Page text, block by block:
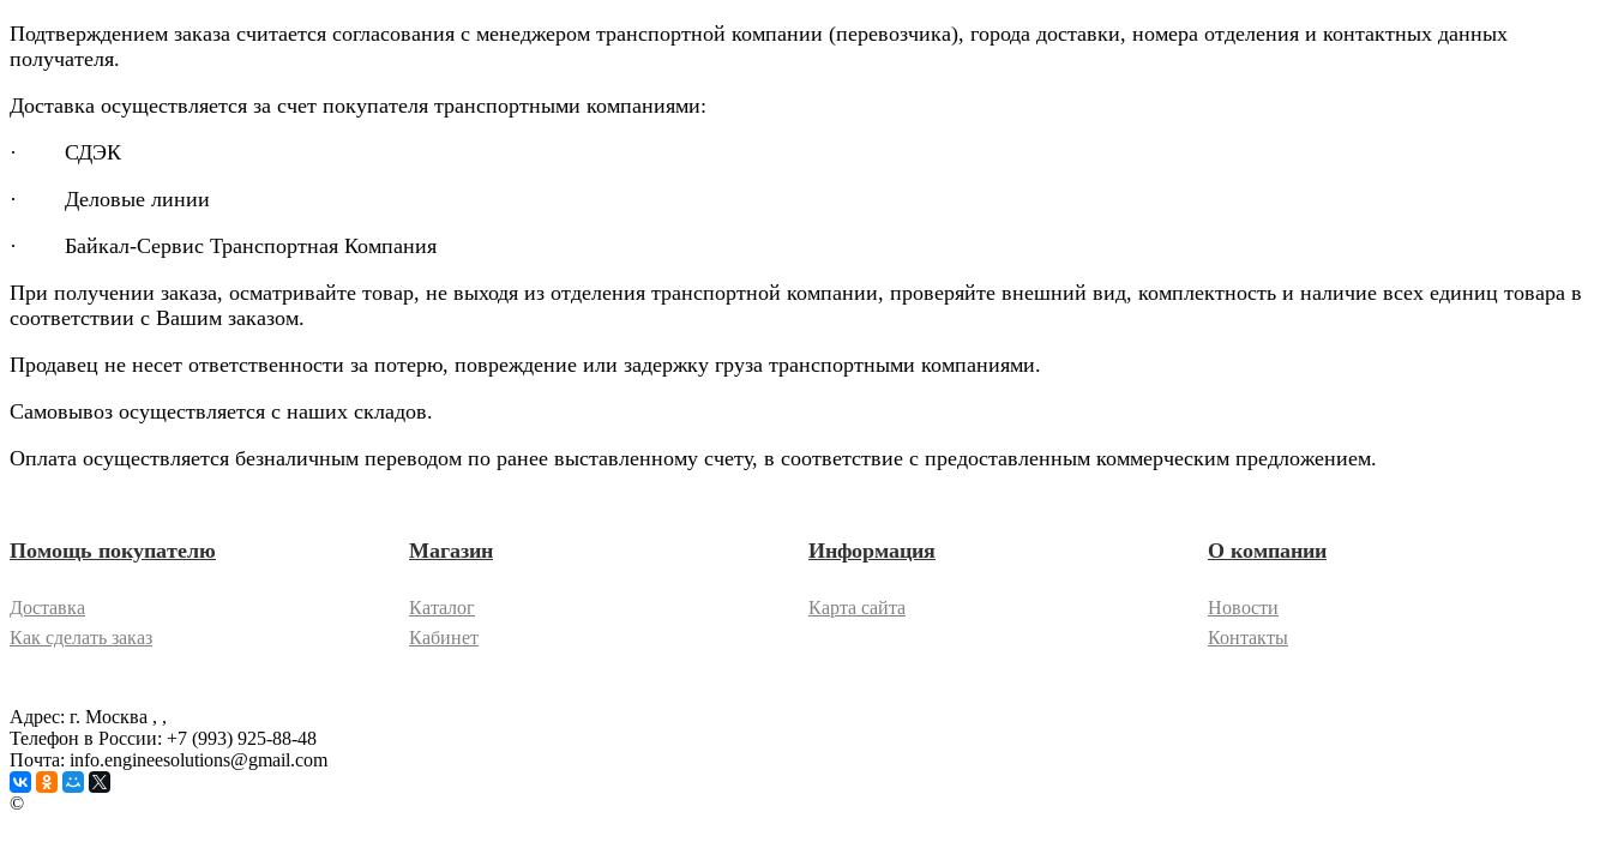
Подтверждением заказа считается согласования с менеджером транспортной компании (перевозчика), города доставки, номера отделения и контактных данных
получателя.
Доставка осуществляется за счет покупателя транспортными компаниями:
· СДЭК
· Деловые линии
· Байкал-Сервис Транспортная Компания
При получении заказа, осматривайте товар, не выходя из отделения транспортной компании, проверяйте внешний вид, комплектность и наличие всех единиц товара в
соответствии с Вашим заказом.
Продавец не несет ответственности за потерю, повреждение или задержку груза транспортными компаниями.
Самовывоз осуществляется с наших складов.
Оплата осуществляется безналичным переводом по ранее выставленному счету, в соответствие с предоставленным коммерческим предложением.
Помощь покупателю
Доставка
Как сделать заказ
Магазин
Каталог
Кабинет
Информация
Карта сайта
О компании
Новости
Контакты
Адрес: г. Москва , ,
Телефон в России: +7 (993) 925-88-48
Почта: info.engineesolutions@gmail.com
©